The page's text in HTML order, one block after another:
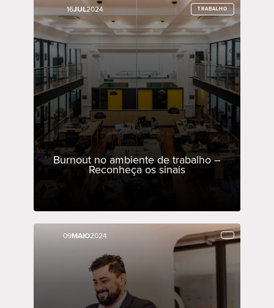
16JUL2024 TRABALHO
Burnout no ambiente de trabalho –
Reconheça os sinais
16JUL2024 TRABALHO
09MAIO2024
09MAIO2024